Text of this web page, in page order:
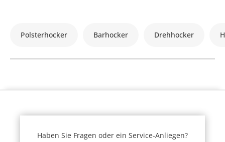
Polsterhocker Barhocker Drehhocker
Haben Sie Fragen oder ein Service-Anliegen?